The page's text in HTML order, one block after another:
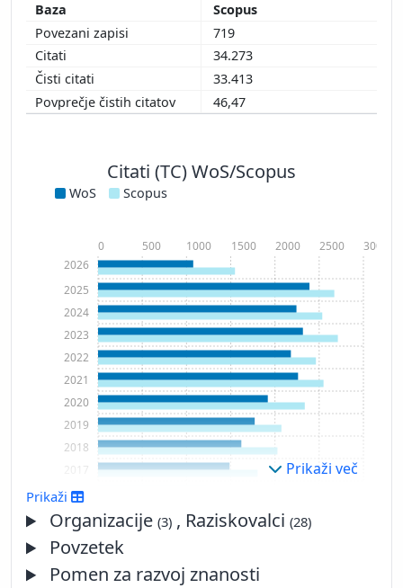
Scopus
719
34.273
33.413
46,47
Citati (TC) WoS/Scopus
WoS Scopus
2012
2015
2016
2017
2018
2019
2020
2021
2022
2023
2024
2025
2026
0 500 1000 1500 2000 2500 3000
Prikaži več
Prikaži
Organizacije(3) , Raziskovalci(28)
Povzetek
Pomen za razvoj znanosti